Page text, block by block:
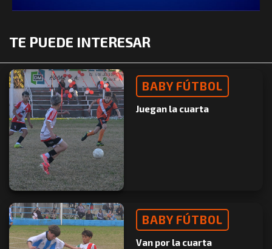
TE PUEDE INTERESAR
BABY FÚTBOL
Juegan la cuarta
BABY FÚTBOL
Van por la cuarta